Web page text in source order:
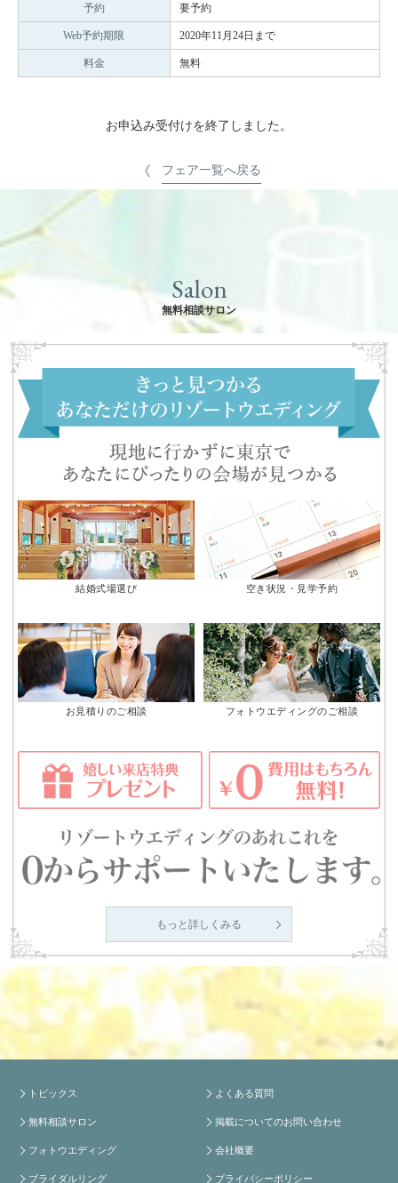
予約 要予約
Web予約期限 2020年11月24日まで
料金 無料
お申込み受付けを終了しました。
フェア一覧へ戻る
Salon
無料相談サロン
結婚式場選び 空き状況・見学予約
お見積りのご相談 フォトウエディングのご相談
もっと詳しくみる
トピックス
無料相談サロン
フォトウエディング
ブライダルリング
よくある質問
掲載についてのお問い合わせ
会社概要
プライバシーポリシー